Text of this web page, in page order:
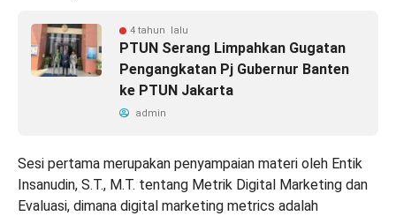
4 tahun lalu
PTUN Serang Limpahkan Gugatan
Pengangkatan Pj Gubernur Banten
ke PTUN Jakarta
admin
Sesi pertama merupakan penyampaian materi oleh Entik
Insanudin, S.T., M.T. tentang Metrik Digital Marketing dan
Evaluasi, dimana digital marketing metrics adalah